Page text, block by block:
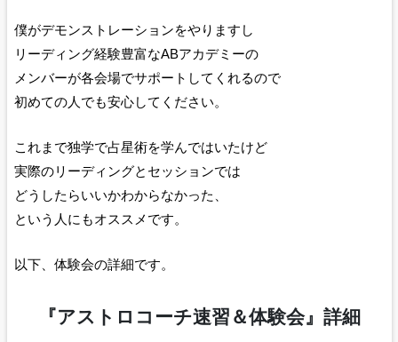
僕がデモンストレーションをやりますし
リーディング経験豊富なABアカデミーの
メンバーが各会場でサポートしてくれるので
初めての人でも安心してください。
これまで独学で占星術を学んではいたけど
実際のリーディングとセッションでは
どうしたらいいかわからなかった、
という人にもオススメです。
以下、体験会の詳細です。
『アストロコーチ速習＆体験会』詳細